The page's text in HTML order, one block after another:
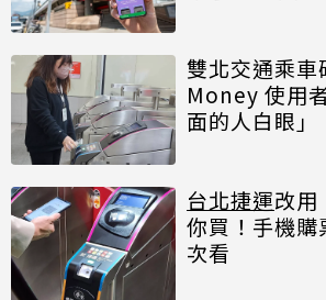
雙北交通乘
Money 使用
面的人白眼」
台北捷運改用
你買！手機購
次看